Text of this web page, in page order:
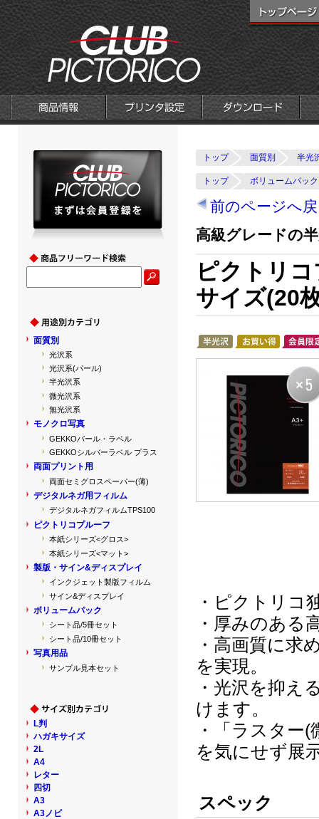
トップ 面質別 半光
トップ ボリュームパック
前のページへ
高級グレードの
ピクトリ
サイズ(20
・ピクトリコ
・厚みのある
・高画質に求
を実現。
・光沢を抑え
けます。
・「ラスター
を気にせず展
スペック
面質別
光沢系
光沢系(パール)
半光沢系
微光沢系
無光沢系
モノクロ写真
GEKKOパール・ラベル
GEKKOシルバーラベル プラス
両面プリント用
両面セミグロスペーパー(薄)
デジタルネガ用フィルム
デジタルネガフィルムTPS100
ピクトリコプルーフ
本紙シリーズ<グロス>
本紙シリーズ<マット>
製版・サイン&ディスプレイ
インクジェット製版フィルム
サイン&ディスプレイ
ボリュームパック
シート品/5冊セット
シート品/10冊セット
写真用品
サンプル見本セット
L判
ハガキサイズ
2L
A4
レター
四切
A3
A3ノビ